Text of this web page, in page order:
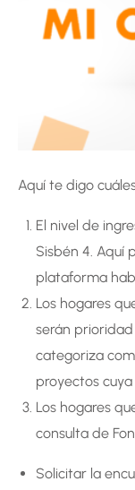
Aquí te digo
El nivel de
Sisbén 4. Aquí
plataforma
Los hogares
serán prioridad
categoriza
proyectos
Los hogares
consulta de
Solicitar la